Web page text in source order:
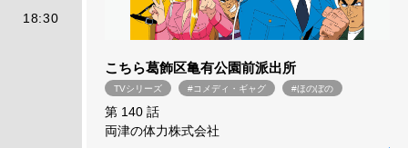
18:30
こちら葛飾区亀有公園前派出所
TVシリーズ #コメディ・ギャグ #ほのぼの
第 140 話
両津の体力株式会社